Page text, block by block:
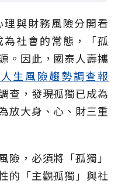
與財務風險分開看
社會的常態，「孤
。因此，國泰人壽攜
生風險趨勢調查報
查，發現孤獨已成為
放大身、心、財三重
險，必須將「孤獨」
的「主觀孤獨」與社